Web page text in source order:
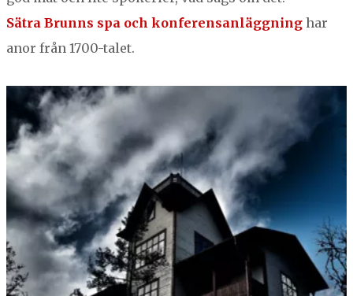
Sätra Brunns spa och kon­fer­en­san­läg­gn­ing har
anor från 1700-talet.